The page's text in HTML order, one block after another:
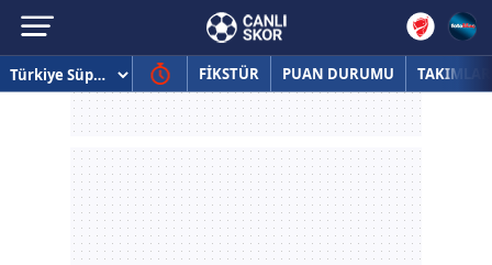
FİKSTÜR PUAN DURUMU TAKIMLAR